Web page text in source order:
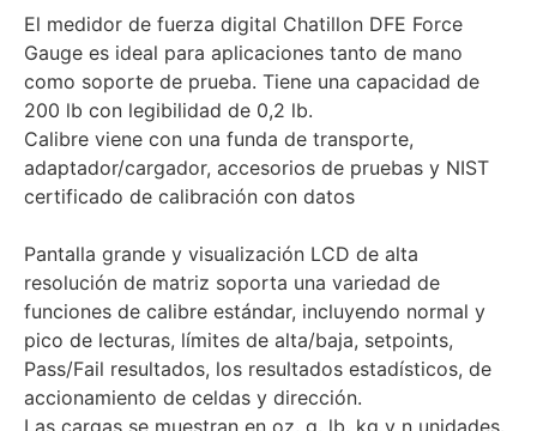
El medidor de fuerza digital Chatillon DFE Force
Gauge es ideal para aplicaciones tanto de mano
como soporte de prueba. Tiene una capacidad de
200 lb con legibilidad de 0,2 lb.
Calibre viene con una funda de transporte,
adaptador/cargador, accesorios de pruebas y NIST
certificado de calibración con datos
Pantalla grande y visualización LCD de alta
resolución de matriz soporta una variedad de
funciones de calibre estándar, incluyendo normal y
pico de lecturas, límites de alta/baja, setpoints,
Pass/Fail resultados, los resultados estadísticos, de
accionamiento de celdas y dirección.